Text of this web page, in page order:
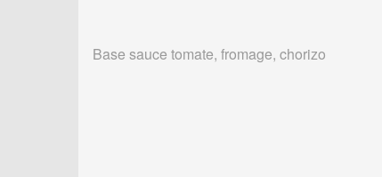
Base sauce tomate, fromage, chorizo